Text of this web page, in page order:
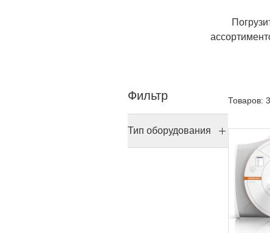
Фильтр
Тип оборудования
Товаров: